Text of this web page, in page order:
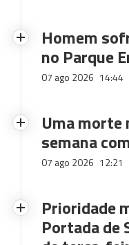
Homem
no Parque
07 ago 2026 14:44
Uma morte
semana
07 ago 2026 12:21
Prioridade
Portada de